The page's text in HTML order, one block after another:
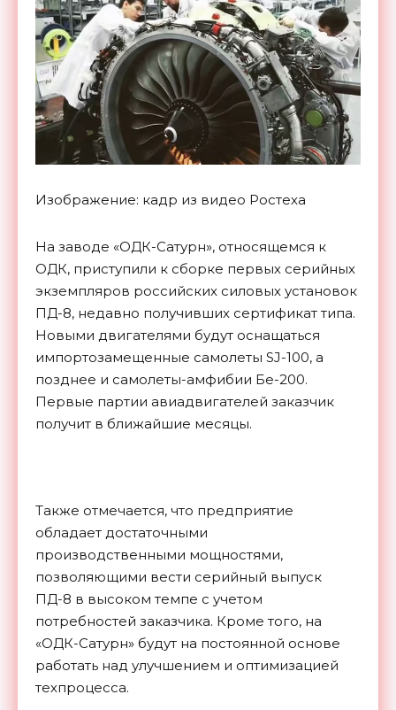
Изображение: кадр из видео Ростеха
На заводе «ОДК-Сатурн», относящемся к
ОДК, приступили к сборке первых серийных
экземпляров российских силовых установок
ПД-8, недавно получивших сертификат типа.
Новыми двигателями будут оснащаться
импортозамещенные самолеты SJ-100, а
позднее и самолеты-амфибии Бе-200.
Первые партии авиадвигателей заказчик
получит в ближайшие месяцы.
Также отмечается, что предприятие
обладает достаточными
производственными мощностями,
позволяющими вести серийный выпуск
ПД-8 в высоком темпе с учетом
потребностей заказчика. Кроме того, на
«ОДК-Сатурн» будут на постоянной основе
работать над улучшением и оптимизацией
техпроцесса.